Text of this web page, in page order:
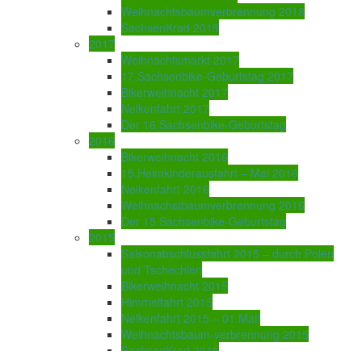
Weihnachtsbaumverbrennung 2018
SachsenKrad 2018
2017
Weihnachtsmarkt 2017
17.Sachsenbike-Geburtstag 2017
Bikerweihnacht 2017
Nelkenfahrt 2017
Der 16.Sachsenbike-Geburtstag
2016
Bikerweihnacht 2016
15.Heimkinderausfahrt – Mai 2016
Nelkenfahrt 2016
Weihnachstbaumverbrennung 2016
Der 15.Sachsenbike-Geburtstag
2015
Saisonabschlussfahrt 2015 – durch Polen
und Tschechien
Bikerweihnacht 2015
Himmelfahrt 2015
Nelkenfahrt 2015 – 01.Mai!
Weihnachtsbaum-verbrennung 2015